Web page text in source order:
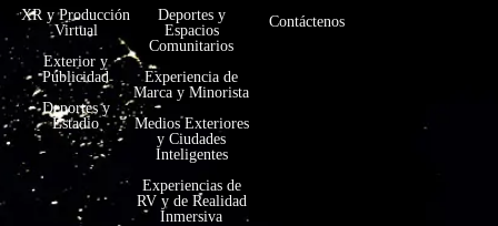
XR y Producción
Virtual
Exterior y
Publicidad
Deportes y
Estadio
Deportes y
Espacios
Comunitarios
Experiencia de
Marca y Minorista
Medios Exteriores
y Ciudades
Inteligentes
Experiencias de
RV y de Realidad
Inmersiva
Contáctenos